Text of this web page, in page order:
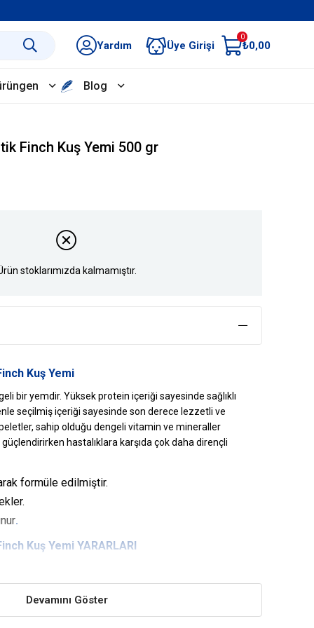
Yardım Üye Girişi
0
₺0,00
Blog
Finch Kuş Yemi 500 gr
stoklarımızda kalmamıştır.
Kuş Yemi
bir yemdir. Yüksek protein içeriği sayesinde sağlıklı
seçilmiş içeriği sayesinde son derece lezzetli ve
sahip olduğu dengeli vitamin ve mineraller
güçlendirirken hastalıklara karşıda çok daha dirençli
formüle edilmiştir.
.
Kuş Yemi YARARLARI
Devamını Göster